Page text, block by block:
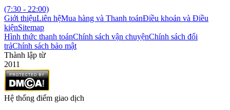
(7:30 - 22:00)
Giới thiệuLiên hệMua hàng và Thanh toánĐiều khoản và Điều
kiệnSitemap
Hình thức thanh toánChính sách vận chuyệnChính sách đổi
trảChính sách bảo mật
Thành lập từ
2011
Hệ thống điểm giao dịch